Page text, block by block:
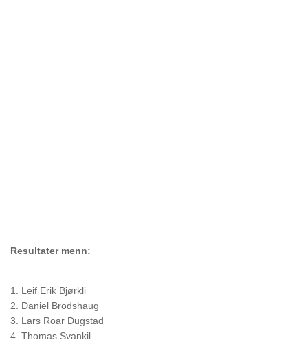
Resultater menn:
1. Leif Erik Bjørkli
2. Daniel Brodshaug
3. Lars Roar Dugstad
4. Thomas Svankil